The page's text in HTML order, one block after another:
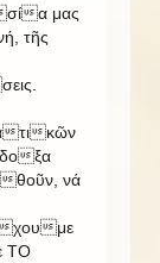
α μας
τῆς
τικῶν
ξα
θοῦν, νά
χουμε
ΤΟ